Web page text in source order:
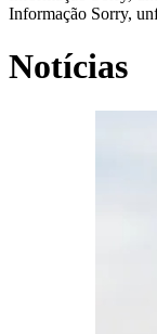
Informação Sorry,
Notícias